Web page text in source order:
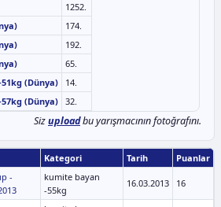
1252.
174.
192.
65.
(Dünya)
14.
(Dünya) 32.
Sizuploadbu yarışmacının fotoğrafını.
Kategori Tarih Puanlar
-
kumite bayan
-55kg
16.03.2013 16